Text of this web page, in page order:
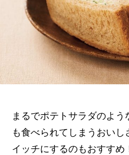
まるでポテトサラダのよ
も食べられてしまうおい
イッチにするのもおすすめ